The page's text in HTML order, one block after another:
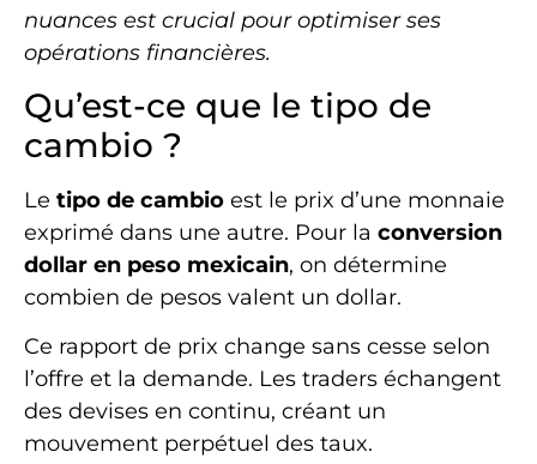
nuances est crucial pour optimiser ses
opérations financières.
Qu’est-ce que le tipo de
cambio ?
Le tipo de cambio est le prix d’une monnaie
exprimé dans une autre. Pour la conversion
dollar en peso mexicain, on détermine
combien de pesos valent un dollar.
Ce rapport de prix change sans cesse selon
l’offre et la demande. Les traders échangent
des devises en continu, créant un
mouvement perpétuel des taux.